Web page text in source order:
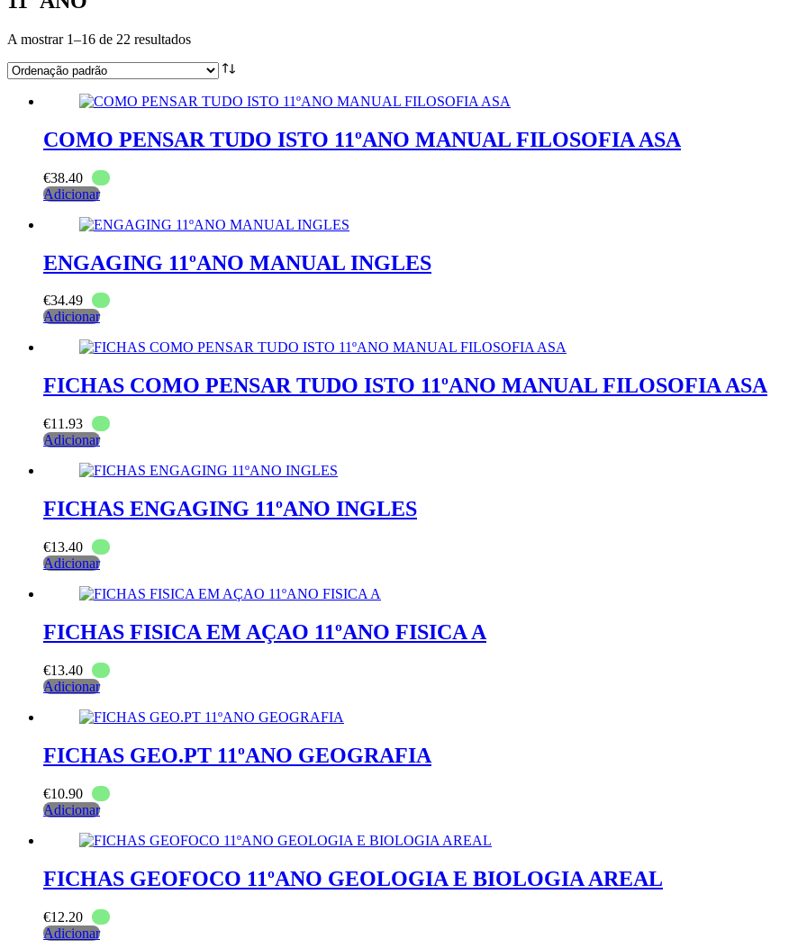
A mostrar 1–16 de 22 resultados
COMO PENSAR TUDO ISTO 11ºANO MANUAL FILOSOFIA ASA
€38.40
Adicionar
ENGAGING 11ºANO MANUAL INGLES
€34.49
Adicionar
FICHAS COMO PENSAR TUDO ISTO 11ºANO MANUAL FILOSOFIA ASA
€11.93
Adicionar
FICHAS ENGAGING 11ºANO INGLES
€13.40
Adicionar
FICHAS FISICA EM AÇAO 11ºANO FISICA A
€13.40
Adicionar
FICHAS GEO.PT 11ºANO GEOGRAFIA
€10.90
Adicionar
FICHAS GEOFOCO 11ºANO GEOLOGIA E BIOLOGIA AREAL
€12.20
Adicionar